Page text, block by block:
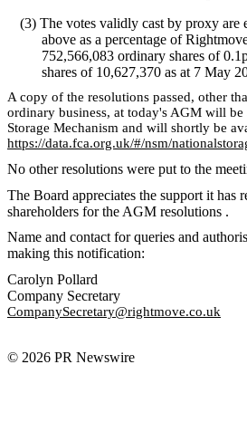
(3) The votes validly cast by proxy are
above as a percentage of
752,566,083 ordinary shares of
shares of 10,627,370 as at 7 May
A copy of the resolutions passed, other
ordinary business, at today's AGM will
Storage Mechanism and will shortly be
https://data.fca.org.uk/#/nsm/
No other resolutions were put to the
The Board appreciates the support it has
shareholders for the AGM resolutions .
Name and contact for queries and
making this notification:
Carolyn Pollard
Company Secretary
CompanySecretary@rightmove.co.uk
© 2026 PR Newswire